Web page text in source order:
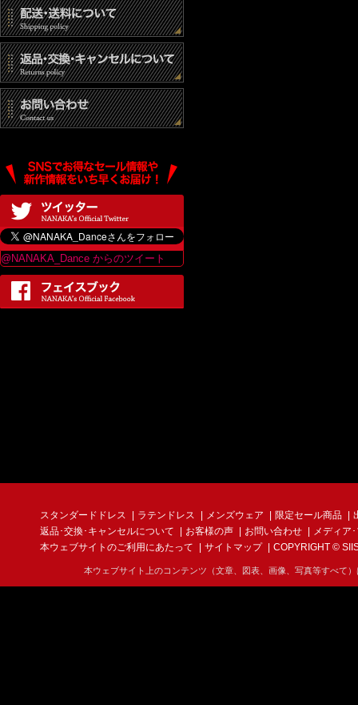
@NANAKA_Dance からのツイート
スタンダードドレス ラテンドレス メンズウェア 限定セール商品
返品･交換･キャンセルについて
お客様の声 お問い合わせ
メディア
本ウェブサイトのご利用にあたって
サイトマップ COPYRIGHT ©
本ウェブサイト上のコンテンツ（文章、図表、画像、写真等すべて